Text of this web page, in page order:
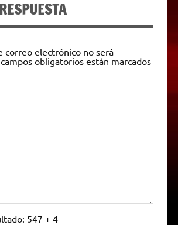
correo electrónico no será
obligatorios están marcados
547 + 4